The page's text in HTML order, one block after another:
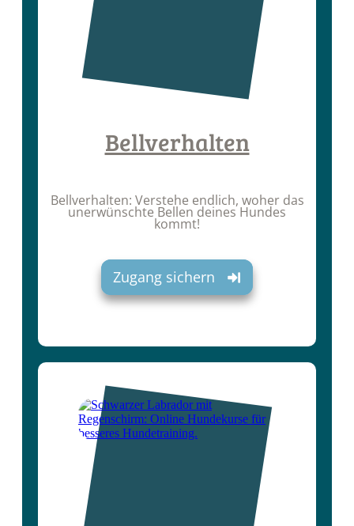
Bellverhalten
Bellverhalten: Verstehe endlich, woher das
unerwünschte Bellen deines Hundes
kommt!
Zugang sichern